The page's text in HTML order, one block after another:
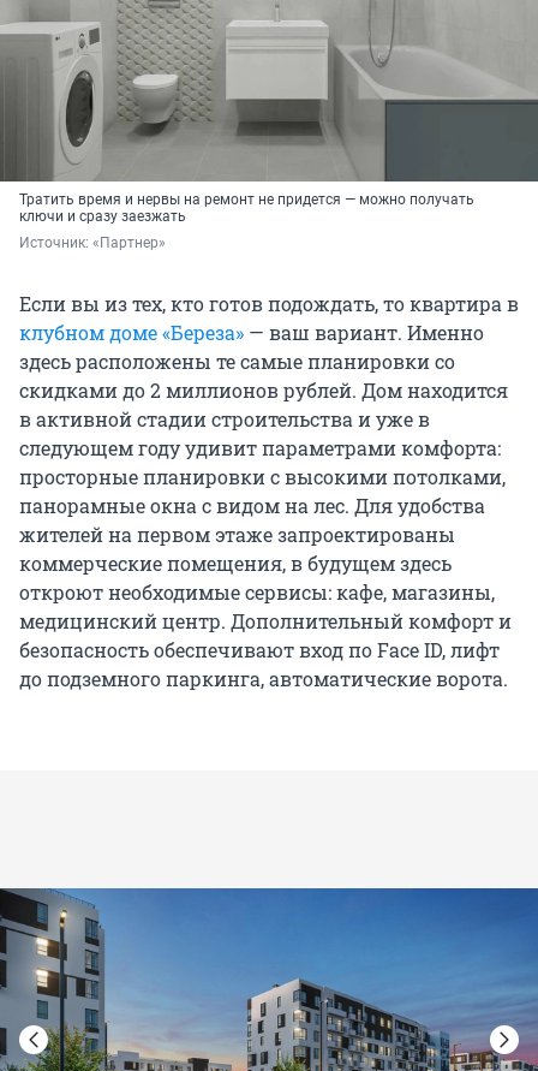
Тратить время и нервы на ремонт не придется — можно получать
ключи и сразу заезжать
Источник: «Партнер»
Если вы из тех, кто готов подождать, то квартира в
клубном доме «Береза» — ваш вариант. Именно
здесь расположены те самые планировки со
скидками до 2 миллионов рублей. Дом находится
в активной стадии строительства и уже в
следующем году удивит параметрами комфорта:
просторные планировки с высокими потолками,
панорамные окна с видом на лес. Для удобства
жителей на первом этаже запроектированы
коммерческие помещения, в будущем здесь
откроют необходимые сервисы: кафе, магазины,
медицинский центр. Дополнительный комфорт и
безопасность обеспечивают вход по Face ID, лифт
до подземного паркинга, автоматические ворота.